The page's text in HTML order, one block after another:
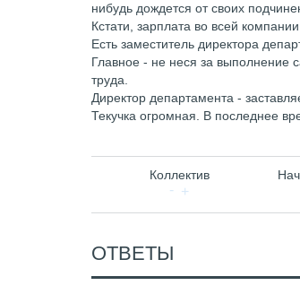
нибудь дождется от своих
Кстати, зарплата во всей
Есть заместитель директора
Главное - не неся за выполнение
труда.
Директор департамента -
Текучка огромная. В последнее
Коллектив
ОТВЕТЫ